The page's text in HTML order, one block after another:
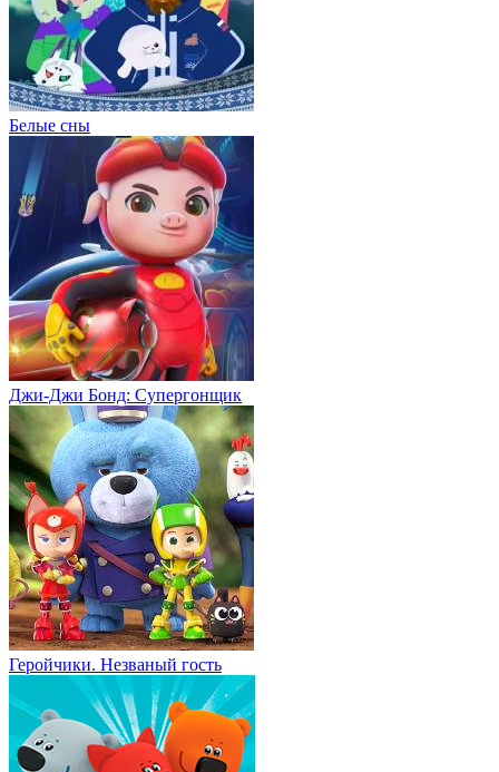
Белые сны
Джи-Джи Бонд: Супергонщик
Геройчики. Незваный гость